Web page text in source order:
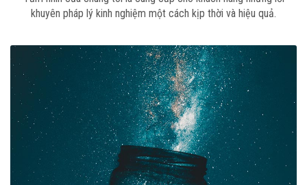
khuyên pháp lý kinh nghiệm một cách kịp thời và hiệu quả.